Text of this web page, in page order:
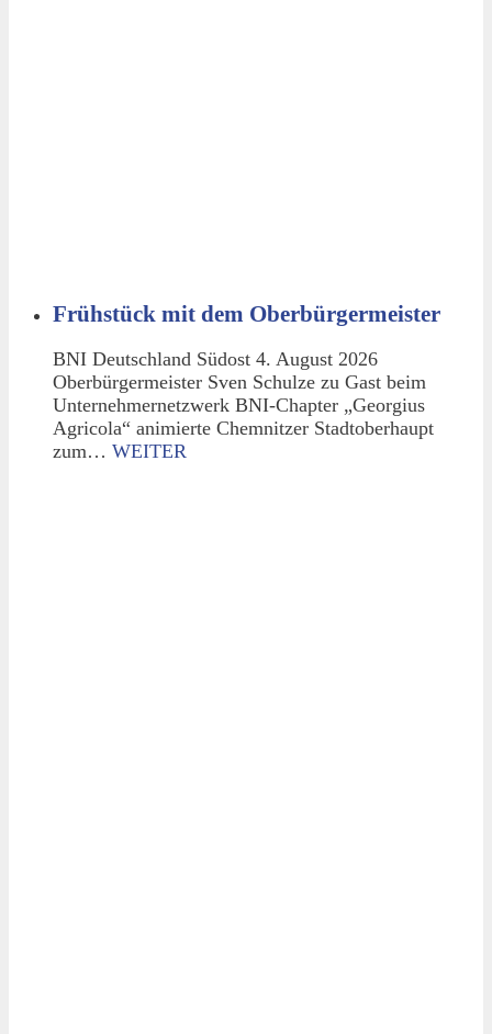
Frühstück mit dem Oberbürgermeister
BNI Deutschland Südost 4. August 2026
Oberbürgermeister Sven Schulze zu Gast beim
Unternehmernetzwerk BNI-Chapter „Georgius
Agricola“ animierte Chemnitzer Stadtoberhaupt
zum… WEITER